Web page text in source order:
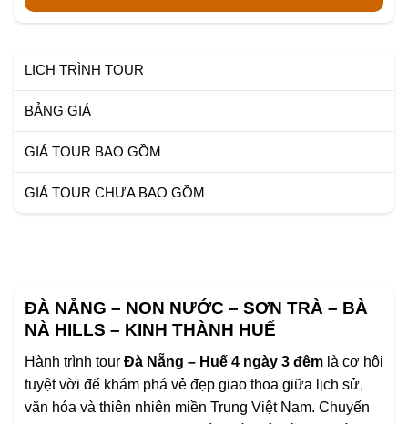
LỊCH TRÌNH TOUR
BẢNG GIÁ
GIÁ TOUR BAO GỒM
GIÁ TOUR CHƯA BAO GỒM
ĐÀ NẴNG – NON NƯỚC – SƠN TRÀ – BÀ
NÀ HILLS – KINH THÀNH HUẾ
Hành trình tour Đà Nẵng – Huế 4 ngày 3 đêm là cơ hội
tuyệt vời để khám phá vẻ đẹp giao thoa giữa lịch sử,
văn hóa và thiên nhiên miền Trung Việt Nam. Chuyến